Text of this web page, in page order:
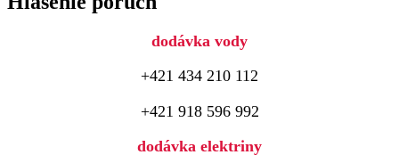
dodávka vody
+421 434 210 112
+421 918 596 992
dodávka elektriny